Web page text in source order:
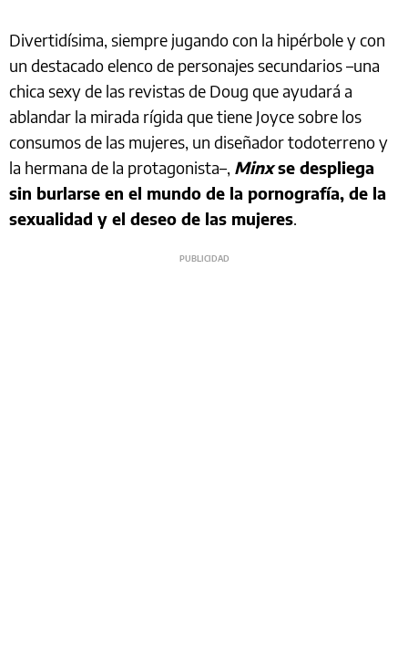
Divertidísima, siempre jugando con la hipérbole y con
un destacado elenco de personajes secundarios –una
chica sexy de las revistas de Doug que ayudará a
ablandar la mirada rígida que tiene Joyce sobre los
consumos de las mujeres, un diseñador todoterreno y
la hermana de la protagonista–, Minxse despliega
sin burlarse en el mundo de la pornografía, de la
sexualidad y el deseo de las mujeres.